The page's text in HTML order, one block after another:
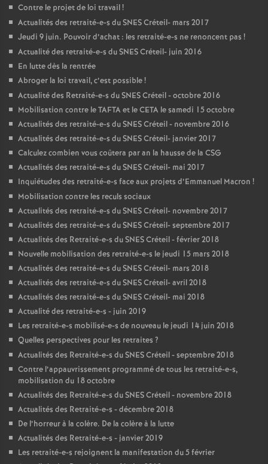
Contre le projet de loi travail!
Actualités des retraité-e-s duSNESCréteil- mars 2017
Jeudi 9 juin. Pouvoir d’achat : les retraité-e-s ne renoncent pas !
Actualité des retraité-e-s duSNESCréteil- juin 2016
En lutte dès la rentrée
Abroger la loi travail, c’est possible!
Actualité des Retraité-e-s duSNESCréteil - octobre 2016
Mobilisation contre leTAFTAet leCETA le samedi 15 octobre
Actualités des retraité-e-s duSNESCréteil - novembre 2016
Actualités des retraité-e-s duSNESCréteil- janvier 2017
Calculez combien vous coûtera par an la hausse de la CSG
Actualités des retraité-e-s duSNESCréteil- mai 2017
Inquiétudes des retraité-e-s face aux projets d’Emmanuel Macron !
Mobilisation contre les reculs sociaux
Actualités des retraité-e-s duSNESCréteil- novembre 2017
Actualités des retraité-e-s duSNESCréteil- septembre 2017
Actualités des Retraité-e-s duSNESCréteil - février 2018
Nouvelle mobilisation des retraité-e-s le jeudi 15 mars 2018
Actualités des retraité-e-s duSNESCréteil- mars 2018
Actualités des retraité-e-s duSNESCréteil- avril 2018
Actualités des retraité-e-s duSNESCréteil- mai 2018
Actualité des retraité-e-s - juin 2019
Les retraité-e-s mobilisé-e-s de nouveau le jeudi 14 juin 2018
Quelles perspectives pour les retraites ?
Actualités des Retraité-e-s duSNESCréteil - septembre 2018
Contre l’appauvrissement programmé de tous les retraité-e-s,
mobilisation du 18 octobre
Actualités des Retraité-e-s duSNESCréteil - novembre 2018
Actualités des Retraité-e-s - décembre 2018
De l’horreur à la colère. De la colère à la lutte
Actualités des Retraité-e-s - janvier 2019
Les retraité-e-s rejoignent la manifestation du 5 février